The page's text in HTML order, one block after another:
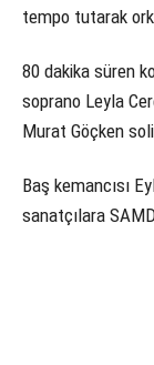
tempo tutarak
80 dakika süren
soprano Leyla
Murat Göçken
Baş kemancısı
sanatçılara